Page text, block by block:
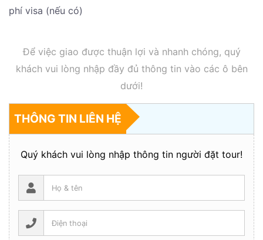
phí visa (nếu có)
Để việc giao được thuận lợi và nhanh chóng, quý
khách vui lòng nhập đầy đủ thông tin vào các ô bên
dưới!
THÔNG TIN LIÊN HỆ
Quý khách vui lòng nhập thông tin người đặt tour!